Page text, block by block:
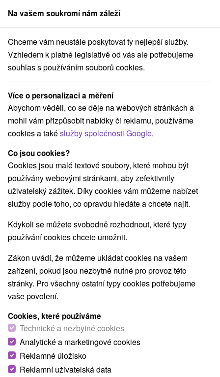
člen skupinySorger
Pobyty na Slovensku Wellness pobyty Žiarska kotlina
Wellness pobyty Žiarska kotlina
Kategorie
Všechny kategorie
Pobyty v akci(5)
Wellness pobyty(4) Víkendové pobyty(10)
Romantické pobyty
Rodinné pobyty(3)
Vyberte lokalitu nebo termín
Nejprodávanější
Obce a města
pro dva Vyhne(2) Sklené Teplice(2)
VŠECHNY TOP - NEJPRODÁVANĚJŠÍ
TIP
Na vašem soukromí nám záleží
Chceme vám neustále poskytovat ty nejlepší služby.
Vzhledem k platné legislativě od vás ale potřebujeme
souhlas s používáním souborů cookies.
Více o personalizaci a měření
Abychom věděli, co se děje na webových stránkách a
mohli vám přizpůsobit nabídky či reklamu, používáme
cookies a takéslužby společnosti Google.
Co jsou cookies?
Cookies jsou malé textové soubory, které mohou být
používány webovými stránkami, aby zefektivnily
uživatelský zážitek. Díky cookies vám můžeme nabízet
služby podle toho, co opravdu hledáte a chcete najít.
Kdykoli se můžete svobodně rozhodnout, které typy
používání cookies chcete umožnit.
Zákon uvádí, že můžeme ukládat cookies na vašem
zařízení, pokud jsou nezbytně nutné pro provoz této
stránky. Pro všechny ostatní typy cookies potřebujeme
vaše povolení.
Cookies, které používáme
Technické a nezbytné cookies
Analytické a marketingové cookies
Reklamné úložisko
Reklamní uživatelská data